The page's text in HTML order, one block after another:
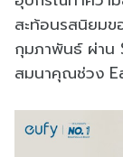
สะท้อนรสนิยมข
กุมภาพันธ์ ผ่าน
สมนาคุณช่วง